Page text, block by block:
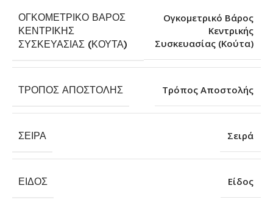
ΟΓΚΟΜΕΤΡΙΚΌ ΒΆΡΟΣ
ΚΕΝΤΡΙΚΉΣ
ΣΥΣΚΕΥΑΣΊΑΣ (ΚΟΎΤΑ)
Ογκομετρικό Βάρος
Κεντρικής
Συσκευασίας (Κούτα)
ΤΡΌΠΟΣ ΑΠΟΣΤΟΛΉΣ Τρόπος Αποστολής
ΣΕΙΡΆ Σειρά
ΕΊΔΟΣ Είδος